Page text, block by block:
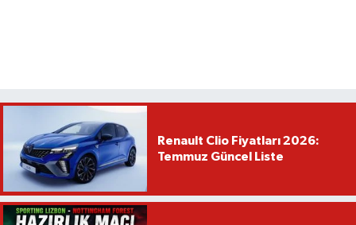
Renault Clio Fiyatları 2026:
Temmuz Güncel Liste